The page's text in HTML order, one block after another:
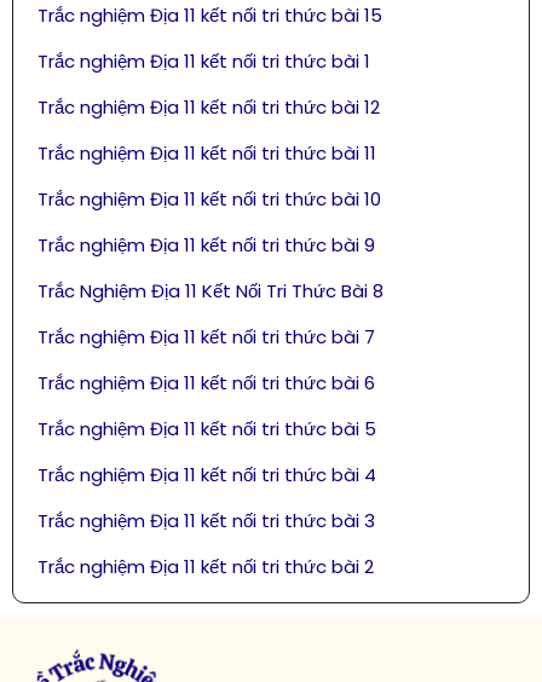
Trắc nghiệm Địa 11 kết nối tri thức bài 15
Trắc nghiệm Địa 11 kết nối tri thức bài 1
Trắc nghiệm Địa 11 kết nối tri thức bài 12
Trắc nghiệm Địa 11 kết nối tri thức bài 11
Trắc nghiệm Địa 11 kết nối tri thức bài 10
Trắc nghiệm Địa 11 kết nối tri thức bài 9
Trắc Nghiệm Địa 11 Kết Nối Tri Thức Bài 8
Trắc nghiệm Địa 11 kết nối tri thức bài 7
Trắc nghiệm Địa 11 kết nối tri thức bài 6
Trắc nghiệm Địa 11 kết nối tri thức bài 5
Trắc nghiệm Địa 11 kết nối tri thức bài 4
Trắc nghiệm Địa 11 kết nối tri thức bài 3
Trắc nghiệm Địa 11 kết nối tri thức bài 2